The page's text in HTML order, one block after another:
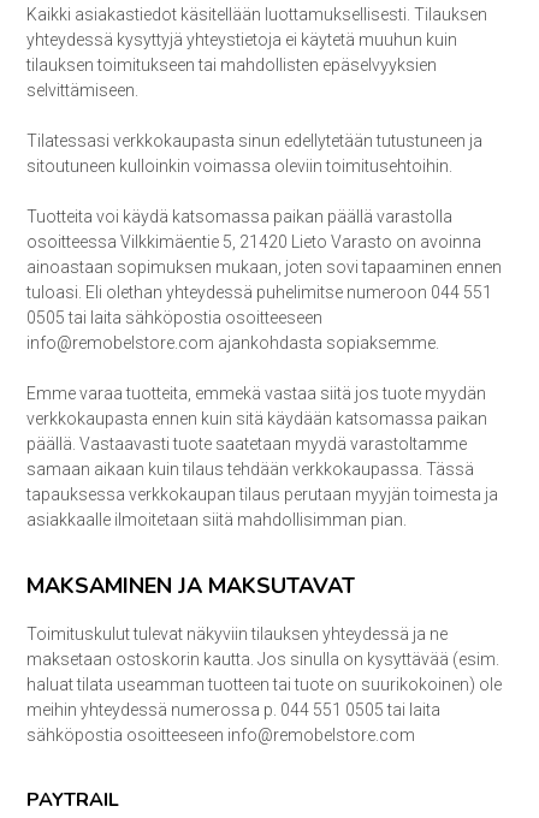
Kaikki asiakastiedot käsitellään luottamuksellisesti. Tilauksen
yhteydessä kysyttyjä yhteystietoja ei käytetä muuhun kuin
tilauksen toimitukseen tai mahdollisten epäselvyyksien
selvittämiseen.
Tilatessasi verkkokaupasta sinun edellytetään tutustuneen ja
sitoutuneen kulloinkin voimassa oleviin toimitusehtoihin.
Tuotteita voi käydä katsomassa paikan päällä varastolla
osoitteessa Vilkkimäentie 5, 21420 Lieto Varasto on avoinna
ainoastaan sopimuksen mukaan, joten sovi tapaaminen ennen
tuloasi. Eli olethan yhteydessä puhelimitse numeroon 044 551
0505 tai laita sähköpostia osoitteeseen
info@remobelstore.com ajankohdasta sopiaksemme.
Emme varaa tuotteita, emmekä vastaa siitä jos tuote myydän
verkkokaupasta ennen kuin sitä käydään katsomassa paikan
päällä. Vastaavasti tuote saatetaan myydä varastoltamme
samaan aikaan kuin tilaus tehdään verkkokaupassa. Tässä
tapauksessa verkkokaupan tilaus perutaan myyjän toimesta ja
asiakkaalle ilmoitetaan siitä mahdollisimman pian.
MAKSAMINEN JA MAKSUTAVAT
Toimituskulut tulevat näkyviin tilauksen yhteydessä ja ne
maksetaan ostoskorin kautta. Jos sinulla on kysyttävää (esim.
haluat tilata useamman tuotteen tai tuote on suurikokoinen) ole
meihin yhteydessä numerossa p. 044 551 0505 tai laita
sähköpostia osoitteeseen info@remobelstore.com
PAYTRAIL